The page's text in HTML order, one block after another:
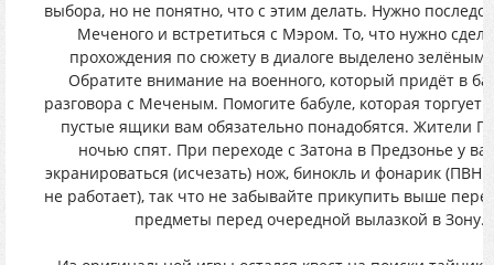
выбора, но не понятно, что с этим делать. Нужно
Меченого и встретиться с Мэром. То, что нужно
прохождения по сюжету в диалоге выделено зелёным
Обратите внимание на военного, который придёт в
разговора с Меченым. Помогите бабуле, которая торгует
пустые ящики вам обязательно понадобятся. Жители
ночью спят. При переходе с Затона в Предзонье у
экранироваться (исчезать) нож, бинокль и фонарик (ПВН
не работает), так что не забывайте прикупить выше
предметы перед очередной вылазкой в Зону.